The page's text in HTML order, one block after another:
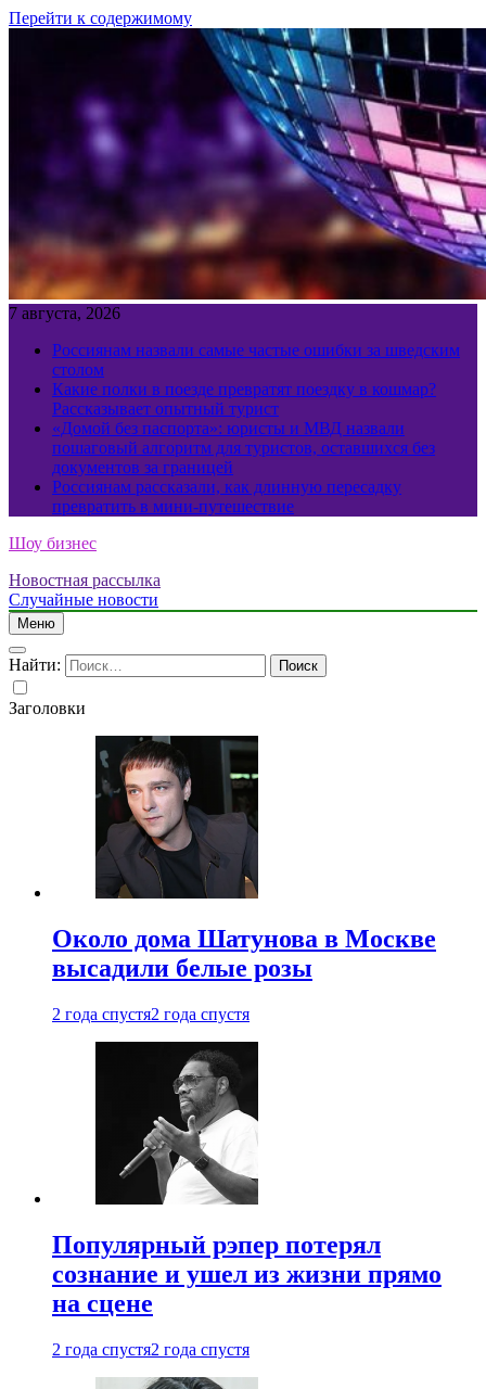
Перейти к содержимому
7 августа, 2026
Россиянам назвали самые частые ошибки за шведским
столом
Какие полки в поезде превратят поездку в кошмар?
Рассказывает опытный турист
«Домой без паспорта»: юристы и МВД назвали
пошаговый алгоритм для туристов, оставшихся без
документов за границей
Россиянам рассказали, как длинную пересадку
превратить в мини-путешествие
Шоу бизнес
Новостная рассылка
Случайные новости
Меню
Найти:
Заголовки
Около дома Шатунова в Москве
высадили белые розы
2 года спустя2 года спустя
Популярный рэпер потерял
сознание и ушел из жизни прямо
на сцене
2 года спустя2 года спустя